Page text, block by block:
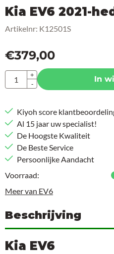
Kia EV6 2021-
Artikelnr: K12501S
€379,00
Aantal
+
-
In
Kiyoh score
Al 15 jaar uw specialist!
De Hoogste Kwaliteit
De Beste Service
Persoonlijke Aandacht
Voorraad:
Meer van EV6
Beschrijving
Kia EV6